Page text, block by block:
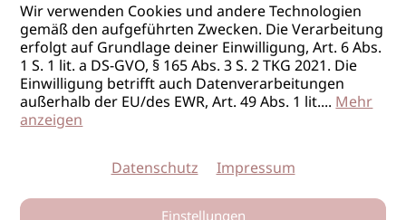
Wir verwenden Cookies und andere Technologien
gemäß den aufgeführten Zwecken. Die Verarbeitung
erfolgt auf Grundlage deiner Einwilligung, Art. 6 Abs.
1 S. 1 lit. a DS-GVO, § 165 Abs. 3 S. 2 TKG 2021. Die
Einwilligung betrifft auch Datenverarbeitungen
außerhalb der EU/des EWR, Art. 49 Abs. 1 lit....Mehr
anzeigen
Datenschutz Impressum